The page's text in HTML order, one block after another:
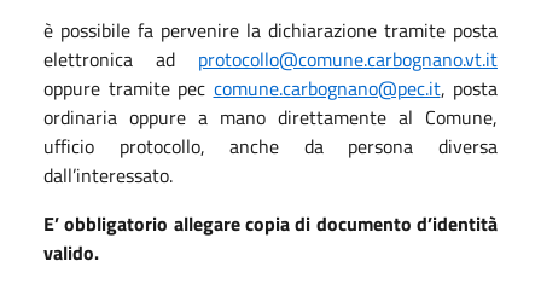
è possibile fa pervenire la dichiarazione tramite posta
elettronica ad protocollo@comune.carbognano.vt.it
oppure tramite pec comune.carbognano@pec.it, posta
ordinaria oppure a mano direttamente al Comune,
ufficio protocollo, anche da persona diversa
dall’interessato.
E’ obbligatorio allegare copia di documento d’identità
valido.